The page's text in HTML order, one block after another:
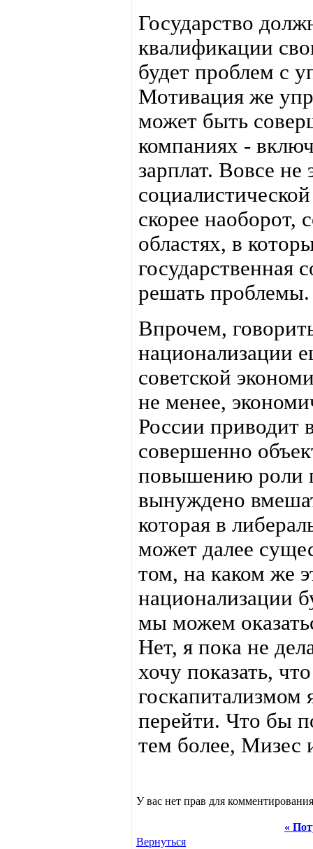
Государство
квалификации
будет проблем с
Мотивация же
может быть
компаниях -
зарплат. Вовсе не
скорее наоборот,
областях, в
государственная
решать проблемы.
Впрочем,
национализации
советской
не менее,
России приводит
совершенно
повышению роли
вынуждено
которая в
может далее
том, на каком же
национализации
мы можем
Нет, я пока не
хочу показать,
госкапитализмом
перейти. Что бы
тем более, Мизес
У вас нет прав для
«
Вернуться